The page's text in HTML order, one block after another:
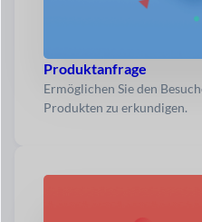
Produktanfrage
Ermöglichen Sie den
Produkten zu erkundigen.